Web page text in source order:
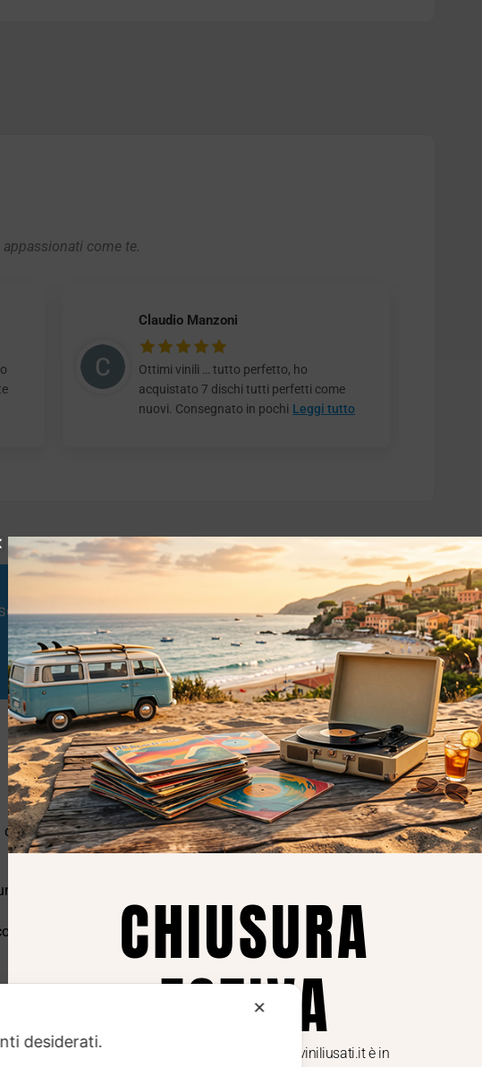
come te.
Claudio Manzoni
Ottimi vinili … tutto perfetto, ho
acquistato 7 dischi tutti perfetti come
nuovi. Consegnato in pochi Leggi tutto
potremmo essere interessati!
di valutazione dei
po’ di storia.
vinili
Privacy
Privacy Policy
Cookie Policy (UE)
✕
desiderati.
CHIUSURA
ESTIVA
Dal 29 luglio al 31 agosto venditaviniliusati.it è in